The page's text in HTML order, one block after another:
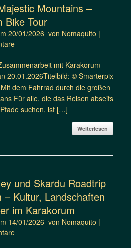
Mountains –
Bike Tour
20/01/2026 von Nomaquito |
mit Karakorum
20.01.2026Titelbild: © Smarterpix
dem Fahrrad durch die großen
Für alle, die das Reisen abseits
suchen, ist […]
Weiterlesen
und Skardu Roadtrip
– Kultur, Landschaften
im Karakorum
14/01/2026 von Nomaquito |